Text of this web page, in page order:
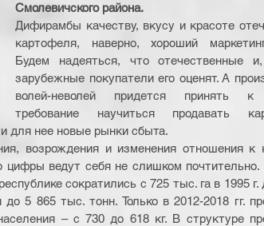
Смолевичского района.
Дифирамбы качеству, вкусу и красоте
картофеля, наверно, хороший
Будем надеяться, что отечественные
зарубежные покупатели его оценят. А
волей-неволей придется принять к
требование научиться продавать
для нее новые рынки сбыта.
возрождения и изменения отношения к
цифры ведут себя не слишком
сократились с 725 тыс. га в 1995 г.
5 865 тыс. тонн. Только в 2012-2018 гг.
– с 730 до 618 кг. В структуре